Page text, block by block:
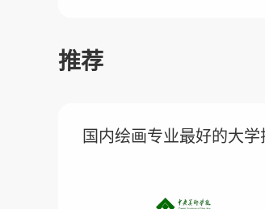
推荐
国内绘画专业最好的大